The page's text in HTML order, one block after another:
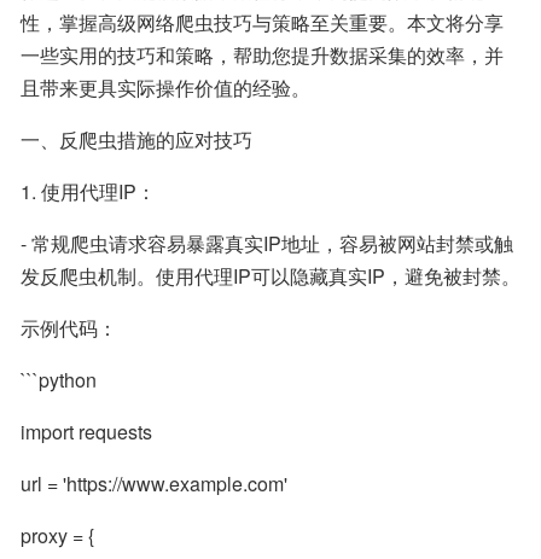
性，掌握高级网络爬虫技巧与策略至关重要。本文将分享
一些实用的技巧和策略，帮助您提升数据采集的效率，并
且带来更具实际操作价值的经验。
一、反爬虫措施的应对技巧
1. 使用代理IP：
- 常规爬虫请求容易暴露真实IP地址，容易被网站封禁或触
发反爬虫机制。使用代理IP可以隐藏真实IP，避免被封禁。
示例代码：
```python
import requests
url = 'https://www.example.com'
proxy = {